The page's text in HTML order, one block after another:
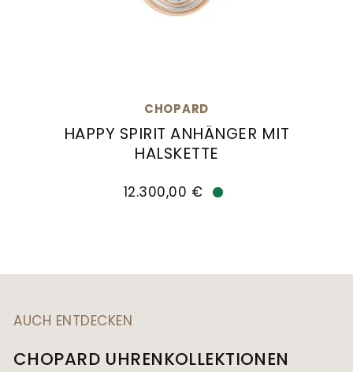
CHOPARD
HAPPY SPIRIT ANHÄNGER MIT
HALSKETTE
12.300,00 €
AUCH ENTDECKEN
CHOPARD UHRENKOLLEKTIONEN